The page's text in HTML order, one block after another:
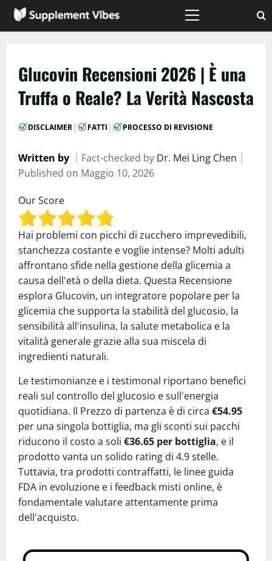
Menù
Glucovin Recensioni 2026 | È una
Truffa o Reale? La Verità Nascosta
DISCLAIMER | FATTI | PROCESSO DI REVISIONE
Written by Fact-checked by Dr. Mei Ling Chen
Published on Maggio 10, 2026
Our Score
Hai problemi con picchi di zucchero imprevedibili,
stanchezza costante e voglie intense? Molti adulti
affrontano sfide nella gestione della glicemia a
causa dell'età o della dieta. Questa Recensione
esplora Glucovin, un integratore popolare per la
glicemia che supporta la stabilità del glucosio, la
sensibilità all'insulina, la salute metabolica e la
vitalità generale grazie alla sua miscela di
ingredienti naturali.
Le testimonianze e i testimonal riportano benefici
reali sul controllo del glucosio e sull'energia
quotidiana. Il Prezzo di partenza è di circa €54.95
per una singola bottiglia, ma gli sconti sui pacchi
riducono il costo a soli €36.65 per bottiglia, e il
prodotto vanta un solido rating di 4.9 stelle.
Tuttavia, tra prodotti contraffatti, le linee guida
FDA in evoluzione e i feedback misti online, è
fondamentale valutare attentamente prima
dell'acquisto.